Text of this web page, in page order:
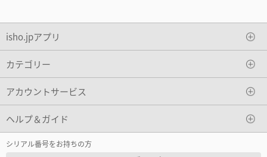
isho.jpアプリ
カテゴリー
アカウントサービス
ヘルプ＆ガイド
シリアル番号をお持ちの方